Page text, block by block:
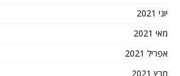
יוני 2021
מאי 2021
אפריל 2021
מרץ 2021